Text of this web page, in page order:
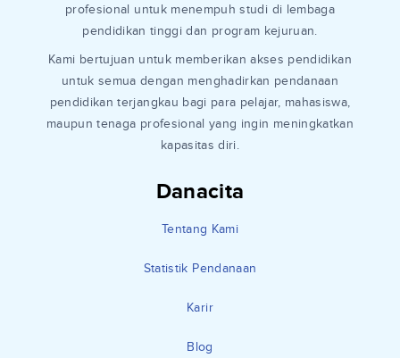
Danacita
Tentang Kami
Statistik Pendanaan
Karir
Blog
profesional untuk menempuh studi di lembaga
pendidikan tinggi dan program kejuruan.
Kami bertujuan untuk memberikan akses pendidikan
untuk semua dengan menghadirkan pendanaan
pendidikan terjangkau bagi para pelajar, mahasiswa,
maupun tenaga profesional yang ingin meningkatkan
kapasitas diri.